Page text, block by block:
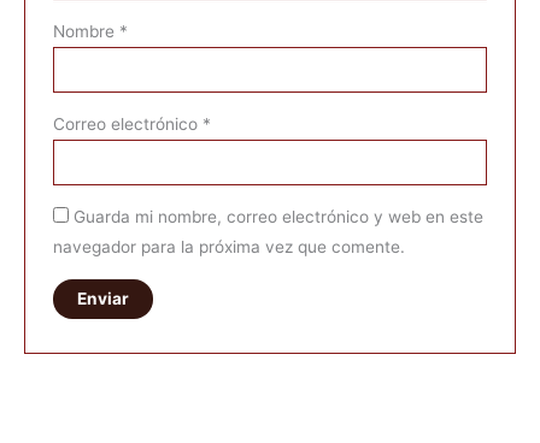
Nombre *
Correo electrónico *
Guarda mi nombre, correo electrónico y web en este
navegador para la próxima vez que comente.